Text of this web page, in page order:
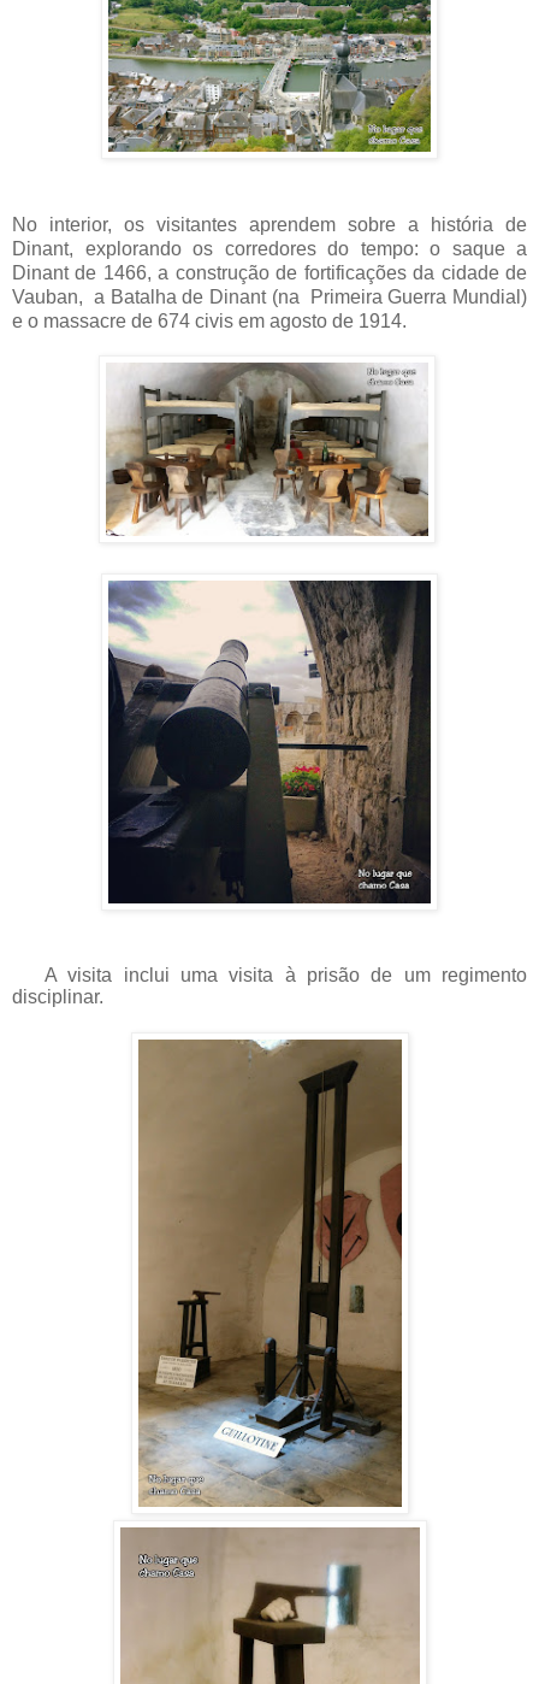
No interior, os visitantes aprendem sobre a história de
Dinant, explorando os corredores do tempo: o saque a
Dinant de 1466, a construção de fortificações da cidade de
Vauban, a Batalha de Dinant (na Primeira Guerra Mundial)
e o massacre de 674 civis em agosto de 1914.
A visita inclui uma visita à prisão de um regimento
disciplinar.